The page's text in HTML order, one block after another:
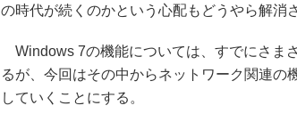
の時代が続くのかという心配もどうやら解消
Windows 7の機能については、すでにさま
るが、今回はその中からネットワーク関連の
していくことにする。